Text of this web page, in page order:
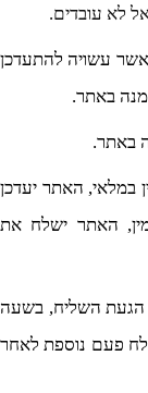
לא עובדים.
עשויה להתעדכן
באתר.
באתר.
במלאי, האתר יעדכן
האתר ישלח את
הגעת השליח, בשעה
פעם נוספת לאחר